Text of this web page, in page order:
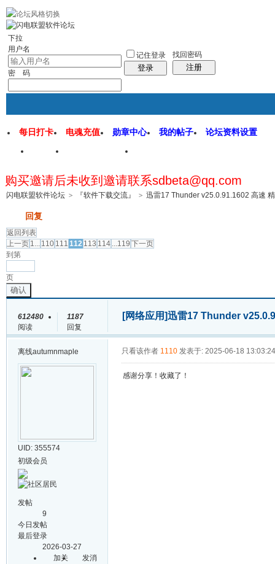
下拉
用户名
密 码
记住登录
登录
找回密码
注册
首页 闪电联盟论坛
每日打卡 电魂充值 勋章中心 我的帖子 论坛资料设置
购买邀请后未收到邀请联系sdbeta@qq.com
闪电联盟软件论坛 > 『软件下载交流』 > 迅雷17 Thunder v25.0.91.1602 高速
回复
返回列表
上一页 1... 110 111 112 113 114 ...119 下一页
到第
页
确认
612480
阅读
1187
回复
[网络应用]迅雷17 Thunder
离线autumnmaple
UID: 355574
初级会员
发帖
9
今日发帖
最后登录
2026-03-27
加关
发消
只看该作者 1110 发表于: 2025-06-18 13:03:24
感谢分享！收藏了！